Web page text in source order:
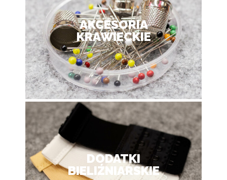
AKCESORIA
KRAWIECKIE
DODATKI
BIELIŹNIARSKIE